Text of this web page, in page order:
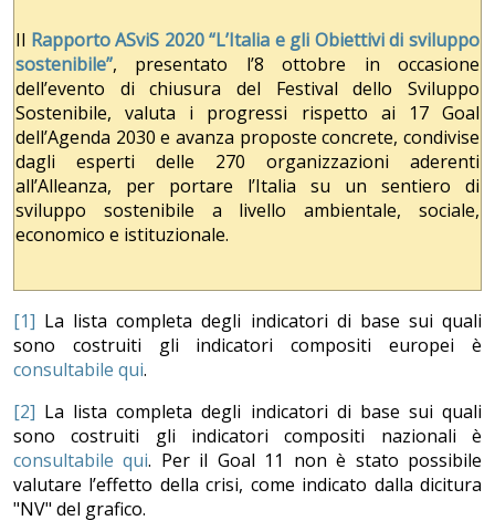
Il Rapporto ASviS 2020 “L’Italia e gli Obiettivi di sviluppo
sostenibile”, presentato l’8 ottobre in occasione
dell’evento di chiusura del Festival dello Sviluppo
Sostenibile, valuta i progressi rispetto ai 17 Goal
dell’Agenda 2030 e avanza proposte concrete, condivise
dagli esperti delle 270 organizzazioni aderenti
all’Alleanza, per portare l’Italia su un sentiero di
sviluppo sostenibile a livello ambientale, sociale,
economico e istituzionale.
[1] La lista completa degli indicatori di base sui quali
sono costruiti gli indicatori compositi europei è
consultabile qui.
[2] La lista completa degli indicatori di base sui quali
sono costruiti gli indicatori compositi nazionali è
consultabile qui. Per il Goal 11 non è stato possibile
valutare l’effetto della crisi, come indicato dalla dicitura
"NV" del grafico.